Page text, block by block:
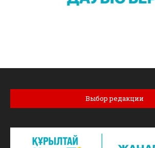
Выбор редакции